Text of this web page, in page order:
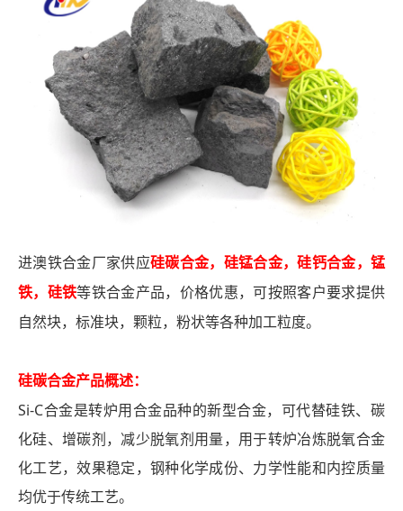
进澳铁合金厂家供应硅碳合金，硅锰合金，硅钙合金，锰
铁，硅铁等铁合金产品，价格优惠，可按照客户要求提供
自然块，标准块，颗粒，粉状等各种加工粒度。
硅碳合金产品概述：
Si-C合金是转炉用合金品种的新型合金，可代替硅铁、碳
化硅、增碳剂，减少脱氧剂用量，用于转炉冶炼脱氧合金
化工艺，效果稳定，钢种化学成份、力学性能和内控质量
均优于传统工艺。